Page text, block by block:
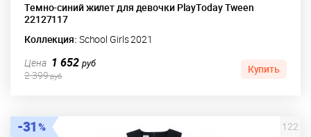
Темно-синий жилет для девочки PlayToday Tween
22127117
Коллекция: School Girls 2021
Цена 1 652 руб
2 399руб
Купить
31
122